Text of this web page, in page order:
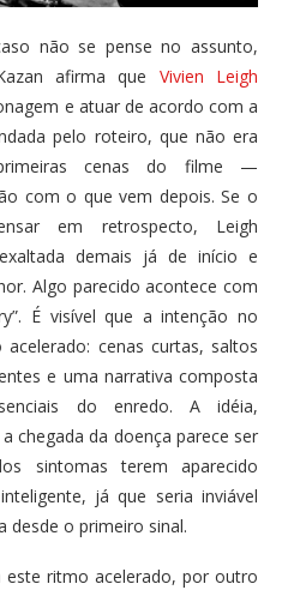
não se pense no assunto,
afirma que Vivien Leigh
e atuar de acordo com a
pelo roteiro, que não era
cenas do filme —
com o que vem depois. Se o
em retrospecto, Leigh
demais já de início e
Algo parecido acontece com
É visível que a intenção no
cenas curtas, saltos
e uma narrativa composta
do enredo. A idéia,
chegada da doença parece ser
sintomas terem aparecido
já que seria inviável
desde o primeiro sinal.
ritmo acelerado, por outro